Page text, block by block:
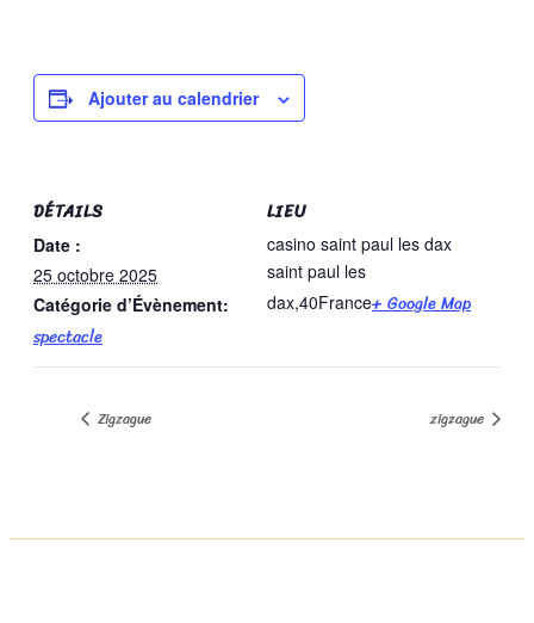
Ajouter au calendrier
DÉTAILS
Date :
25 octobre 2025
Catégorie d’Évènement:
spectacle
LIEU
casino saint paul les dax
saint paul les
dax,40France+ Google Map
Zigzague zigzague